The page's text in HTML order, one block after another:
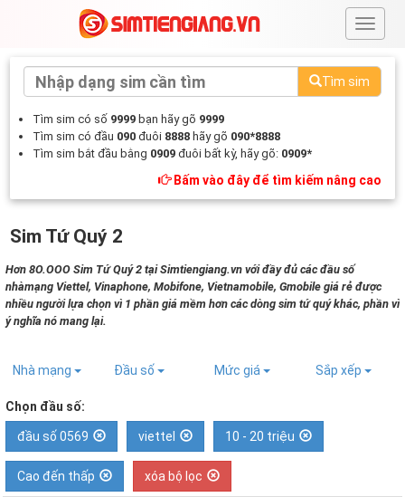
#
Tìm sim
Tìm sim có số 9999 bạn hãy gõ 9999
Tìm sim có đầu 090 đuôi 8888 hãy gõ 090*8888
Tìm sim bắt đầu bằng 0909 đuôi bất kỳ, hãy gõ: 0909*
Bấm vào đây để tìm kiếm nâng cao
Sim Tứ Quý 2
Hơn 8O.OOO Sim Tứ Quý 2 tại Simtiengiang.vn với đầy đủ các đầu số
nhàmạng Viettel, Vinaphone, Mobifone, Vietnamobile, Gmobile giá rẻ được
nhiều người lựa chọn vì 1 phần giá mềm hơn các dòng sim tứ quý khác, phần vì
ý nghĩa nó mang lại.
Nhà mạng Đầu số Mức giá Sắp xếp
Chọn đầu số:
đầu số 0569 viettel 10 - 20 triệu
Cao đến thấp xóa bộ lọc